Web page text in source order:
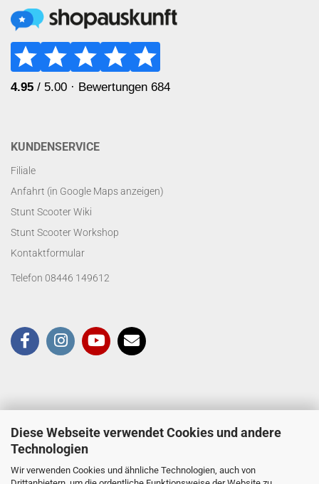
Diese Webseite verwendet Cookies und andere
Technologien
Wir verwenden Cookies und ähnliche Technologien, auch von
KUNDENSERVICE
Filiale
Anfahrt (in Google Maps anzeigen)
Stunt Scooter Wiki
Stunt Scooter Workshop
Kontaktformular
Telefon 08446 149612